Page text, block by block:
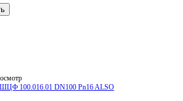
100.016.01 DN100 Pn16 ALSO